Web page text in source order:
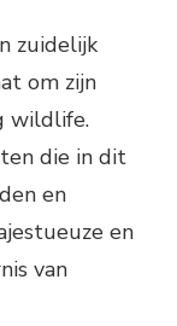
zuidelijk
om zijn
wildlife.
die in dit
en
en
van